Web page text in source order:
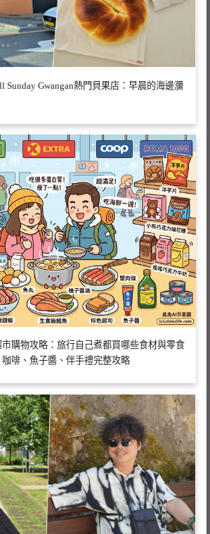
Sunday Gwangan熱門貝果店：早晨的海邊瀰
購物攻略：旅行自己煮都買哪些食材與零食
啡、魚子醬、伴手禮完整攻略